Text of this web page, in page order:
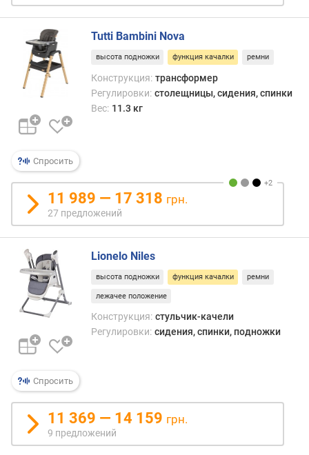
а
к
с
и
м
н
а
н
а
г
р
у
з
к
а
(
к
г
в
с
а
Спросить
Tutti Bambini Nova
высота подножки функция качалки ремни
Конструкция: трансформер
Регулировки: столещницы, сидения, спинки
Вес: 11.3 кг
11 989 — 17 318 грн.
27 предложений
Спросить
Lionelo Niles
высота подножки функция качалки ремни
лежачее положение
Конструкция: стульчик-качели
Регулировки: сидения, спинки, подножки
11 369 — 14 159 грн.
9 предложений